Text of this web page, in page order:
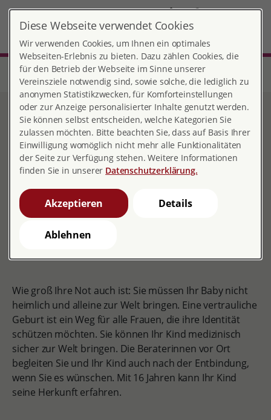
DE
Start Brandenburg
Beratungsstelle Wittenberge
Beratung zur Vertraulichen Geburt
Beratung zur Vertraulichen
Geburt
Schwanger? Und keiner darf es
wissen?
Wir als pro familia Wittenberge sind eine anerkannte
Wie groß Ihre Not auch ist: Sie müssen Ihr Baby nicht
heimlich und alleine zur Welt bringen. Eine vertrauliche
Geburt ist ein Weg für alle Frauen, die ihre Identität
schützen möchten. Sie können Ihr Kind medizinisch
sicher zur Welt bringen. Die Beraterinnen vor Ort
begleiten Sie und Ihr Kind auch nach der Entbindung,
wenn Sie es wünschen. Mit 16 Jahren kann Ihr Kind
seine Herkunft erfahren.
Diese Webseite verwendet Cookies
Wir verwenden Cookies, um Ihnen ein optimales
Webseiten-Erlebnis zu bieten. Dazu zählen Cookies, die
für den Betrieb der Webseite im Sinne unserer
Vereinsziele notwendig sind, sowie solche, die lediglich zu
anonymen Statistikzwecken, für Komforteinstellungen
oder zur Anzeige personalisierter Inhalte genutzt werden.
Sie können selbst entscheiden, welche Kategorien Sie
zulassen möchten. Bitte beachten Sie, dass auf Basis Ihrer
Einwilligung womöglich nicht mehr alle Funktionalitäten
der Seite zur Verfügung stehen. Weitere Informationen
finden Sie in unserer Datenschutzerklärung.
Akzeptieren Details
Ablehnen